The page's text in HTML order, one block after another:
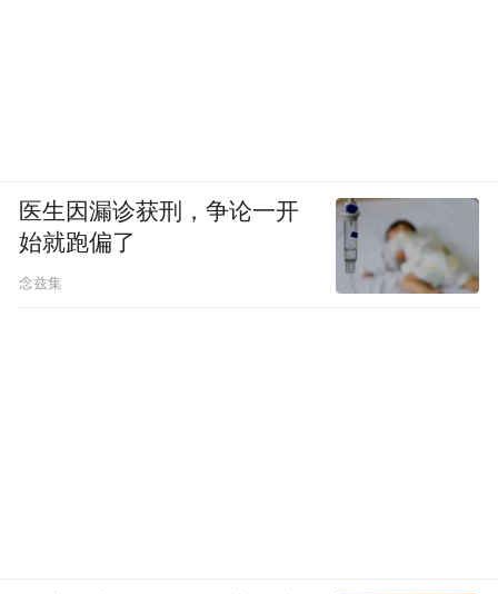
医生因漏诊获刑，争论一开
始就跑偏了
念兹集